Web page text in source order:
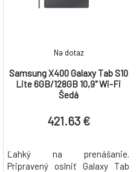
Silver, ktoré ľahko zladíš s
Samsung X400 Galaxy Tab S10
Lite 6GB/128GB 10,9" Wi-Fi
Šedá
Na dotaz
421.63 €
Ľahký na prenášanie.
Pripravený oslniť Galaxy Tab